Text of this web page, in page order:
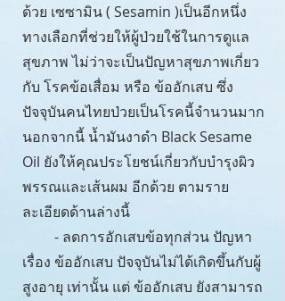
ด้วย เซซามิน ( Sesamin )เป็นอีกหนึ่ง
ทางเลือกที่ช่วยให้ผู้ป่วยใช้ในการดูแล
สุขภาพ ไม่ว่าจะเป็นปัญหาสุขภาพเกี่ยว
กับ โรคข้อเสื่อม หรือ ข้ออักเสบ ซึ่ง
ปัจจุบันคนไทยป่วยเป็นโรคนี้จำนวนมาก
นอกจากนี้ น้ำมันงาดำ Black Sesame
Oil ยังให้คุณประโยชน์เกี่ยวกับบำรุงผิว
พรรณและเส้นผม อีกด้วย ตามราย
ละเอียดด้านล่างนี้
- ลดการอักเสบข้อทุกส่วน ปัญหา
เรื่อง ข้ออักเสบ ปัจจุบันไม่ได้เกิดขึ้นกับผู้
สูงอายุ เท่านั้น แต่ ข้ออักเสบ ยังสามารถ